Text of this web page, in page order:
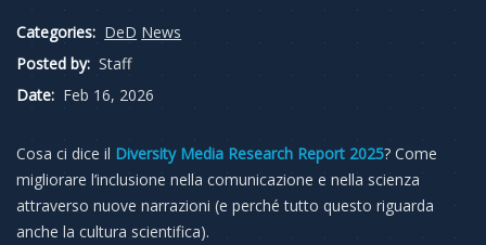
Categories: DeD News
Posted by: Staff
Date: Feb 16, 2026
Cosa ci dice il Diversity Media Research Report 2025? Come
migliorare l’inclusione nella comunicazione e nella scienza
attraverso nuove narrazioni (e perché tutto questo riguarda
anche la cultura scientifica).